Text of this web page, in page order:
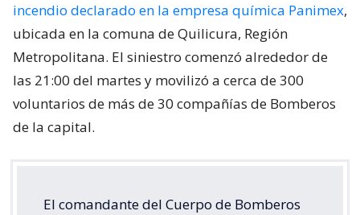
incendio declarado en la empresa química Panimex,
ubicada en la comuna de Quilicura, Región
Metropolitana. El siniestro comenzó alrededor de
las 21:00 del martes y movilizó a cerca de 300
voluntarios de más de 30 compañías de Bomberos
de la capital.
El comandante del Cuerpo de Bomberos